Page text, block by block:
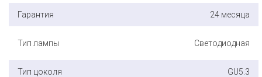
Гарантия 24 месяца
Тип лампы Светодиодная
Тип цоколя GU5.3